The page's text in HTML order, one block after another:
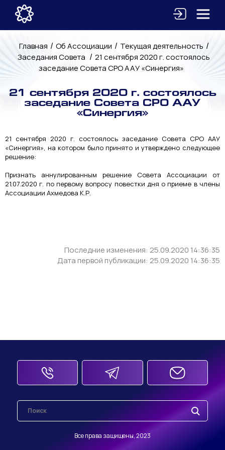
Главная / Об Ассоциации / Текущая деятельность /
Заседания Совета / 21 сентября 2020 г. состоялось
заседание Совета СРО ААУ «Синергия»
21 сентября 2020 г. состоялось
заседание Совета СРО ААУ
«Синергия»
21 сентября 2020 г. состоялось заседание Совета СРО ААУ
«Синергия», на котором было принято и утверждено следующее
решение:
Признать аннулированным решение Совета Ассоциации от
21.07.2020 г. по первому вопросу повестки дня о приеме в члены
Ассоциации Ахмедова К.Р.
Последние изменения: 25.09.2020 14:36:35
Дата первой публикации: 25.09.2020 14:36:35
Все права защищены, 2023